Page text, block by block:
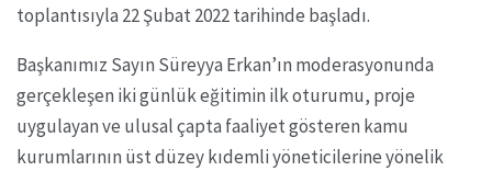
toplantısıyla 22 Şubat 2022 tarihinde başladı.
Başkanımız Sayın Süreyya Erkan’ın moderasyonunda
gerçekleşen iki günlük eğitimin ilk oturumu, proje
uygulayan ve ulusal çapta faaliyet gösteren kamu
kurumlarının üst düzey kıdemli yöneticilerine yönelik